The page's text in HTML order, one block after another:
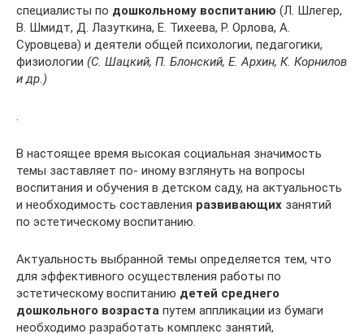
специалисты по дошкольному воспитанию (Л. Шлегер,
В. Шмидт, Д. Лазуткина, Е. Тихеева, Р. Орлова, А.
Суровцева) и деятели общей психологии, педагогики,
физиологии (С. Шацкий, П. Блонский, Е. Архин, К. Корнилов
и др.)
.
В настоящее время высокая социальная значимость
темы заставляет по- иному взглянуть на вопросы
воспитания и обучения в детском саду, на актуальность
и необходимость составления развивающих занятий
по эстетическому воспитанию.
Актуальность выбранной темы определяется тем, что
для эффективного осуществления работы по
эстетическому воспитанию детей среднего
дошкольного возраста путем аппликации из бумаги
необходимо разработать комплекс занятий,